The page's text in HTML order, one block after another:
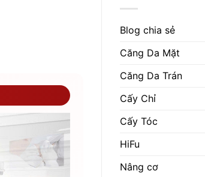
Blog chia sẻ
Căng Da Mặt
Căng Da Trán
Cấy Chỉ
Cấy Tóc
HiFu
Nâng cơ